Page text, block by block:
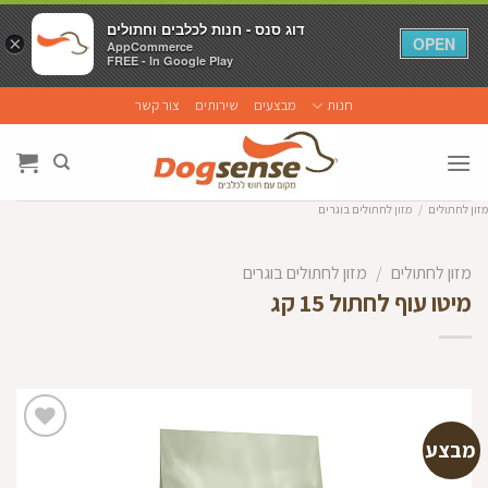
to
content
חנות מבצעים שירותים צור קשר
מזון לחתולים / מזון לחתולים בוגרים
מזון לחתולים / מזון לחתולים בוגרים
מיטו עוף לחתול 15 קג
מבצע
×
דוג סנס - חנות לכלבים וחתולים
AppCommerce
FREE - In Google Play
OPEN
×
דוג סנס - חנות לכלבים וחתולים
AppCommerce
FREE - In Google Play
OPEN